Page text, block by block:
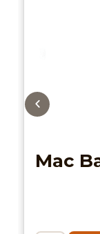
Mac